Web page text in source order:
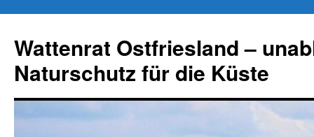
springen
Wattenrat Ostfriesland –
Naturschutz für die Küste